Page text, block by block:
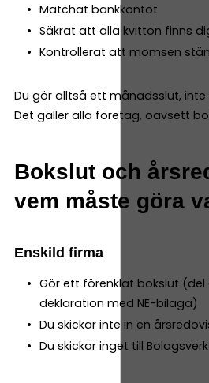
Matchat bankkontot
Säkrat att alla kvitton finns
Kontrollerat att momsen
Du gör alltså ett månadsslut,
Det gäller alla företag, oavsett
Bokslut och
vem måste göra
Enskild firma
Gör ett förenklat bokslut (del
deklaration med NE-bilaga)
Du skickar inte in en
Du skickar inget till